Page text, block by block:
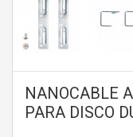
NANOCABLE
PARA DISCO